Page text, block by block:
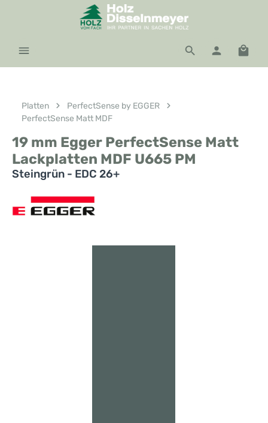
Zum Hauptinhalt springen
Platten
PerfectSense by EGGER
PerfectSense Matt MDF
19 mm Egger PerfectSense Matt
Lackplatten MDF U665 PM
Steingrün - EDC 26+